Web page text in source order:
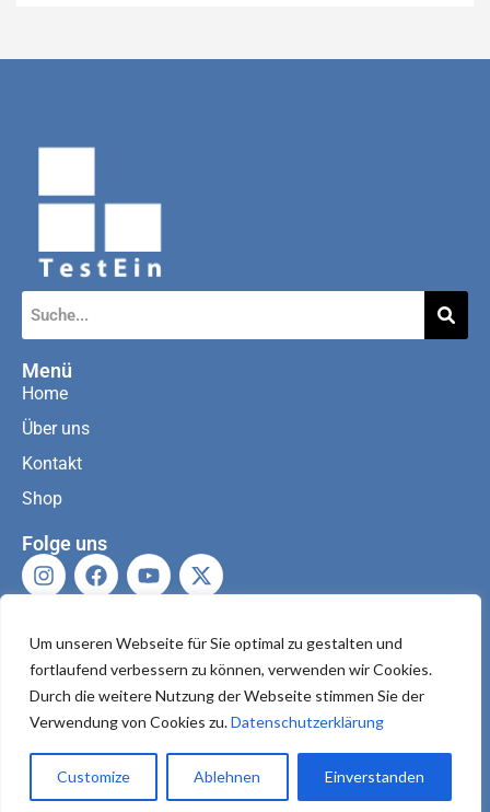
Um unseren Webseite für Sie optimal zu gestalten und
fortlaufend verbessern zu können, verwenden wir Cookies.
Durch die weitere Nutzung der Webseite stimmen Sie der
Verwendung von Cookies zu.Datenschutzerklärung
Customize Ablehnen Einverstanden
Menü
Home
Über uns
Kontakt
Shop
Folge uns
Impressum|Datenschutzerklärung
Copyright © 2026TestEin | Design byH&H